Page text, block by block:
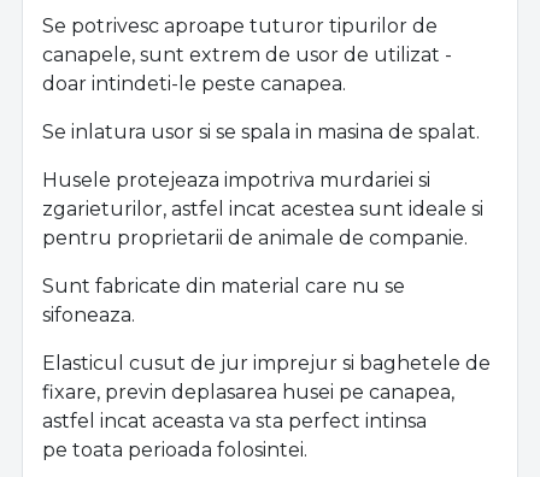
Se potrivesc aproape tuturor tipurilor de
canapele, sunt extrem de usor de utilizat -
doar intindeti-le peste canapea.
Se inlatura usor si se spala in masina de spalat.
Husele protejeaza impotriva murdariei si
zgarieturilor, astfel incat acestea sunt ideale si
pentru proprietarii de animale de companie.
Sunt fabricate din material care nu se
sifoneaza.
Elasticul cusut de jur imprejur si baghetele de
fixare, previn deplasarea husei pe canapea,
astfel incat aceasta va sta perfect intinsa
pe toata perioada folosintei.